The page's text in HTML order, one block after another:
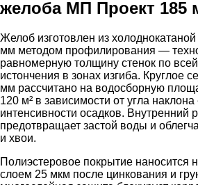
желоба МП Проект 185
Желоб изготовлен из
мм методом профилирования —
равномерную толщину стенок по
истончения в зонах изгиба. Круглое
мм рассчитано на водосборную
120 м² в зависимости от угла наклона
интенсивности осадков. Внутренний
предотвращает застой воды и
и хвои.
Полиэстеровое покрытие наносится
слоем 25 мкм после цинкования и